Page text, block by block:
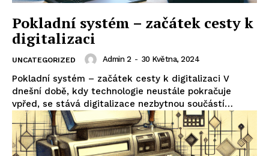
Pokladní systém – začátek cesty k
digitalizaci
UNCATEGORIZED Admin 2 - 30 Května, 2024
Pokladní systém – začátek cesty k digitalizaci V
dnešní době, kdy technologie neustále pokračuje
vpřed, se stává digitalizace nezbytnou součástí…